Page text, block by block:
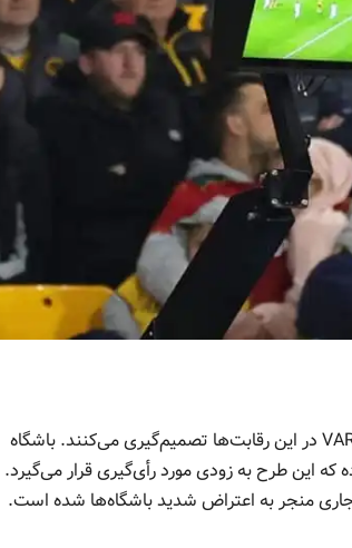
، باشگاه‌های لیگ برتری به زودی در مورد ادامه فعالیت VAR در این رقابت‌ها تصمیم‌گیری می‌کنند. باشگاه